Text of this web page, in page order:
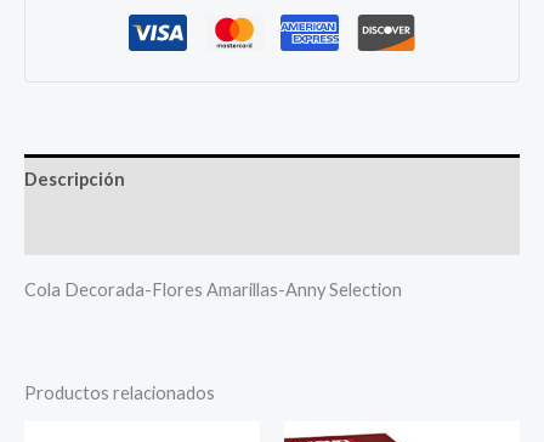
Descripción
Cola Decorada-Flores Amarillas-Anny Selection
Productos relacionados